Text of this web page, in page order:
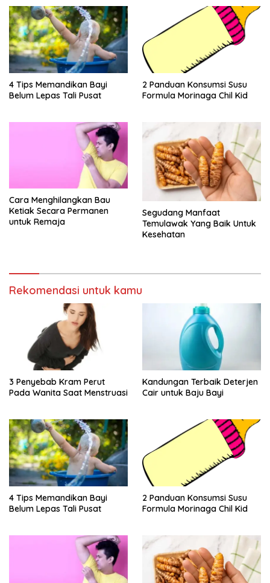
4 Tips Memandikan Bayi
Belum Lepas Tali Pusat
2 Panduan Konsumsi Susu
Formula Morinaga Chil Kid
Cara Menghilangkan Bau
Ketiak Secara Permanen
untuk Remaja
Segudang Manfaat
Temulawak Yang Baik Untuk
Kesehatan
Rekomendasi untuk kamu
3 Penyebab Kram Perut
Pada Wanita Saat Menstruasi
Kandungan Terbaik Deterjen
Cair untuk Baju Bayi
4 Tips Memandikan Bayi
Belum Lepas Tali Pusat
2 Panduan Konsumsi Susu
Formula Morinaga Chil Kid